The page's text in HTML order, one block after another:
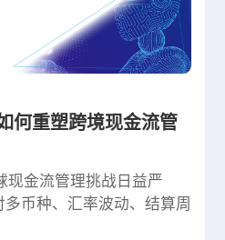
何重塑跨境现金流管
金流管理挑战日益严
币种、汇率波动、结算周